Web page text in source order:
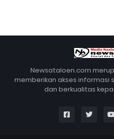
Newsataloen.com
memberikan akses informasi
dan berkualitas